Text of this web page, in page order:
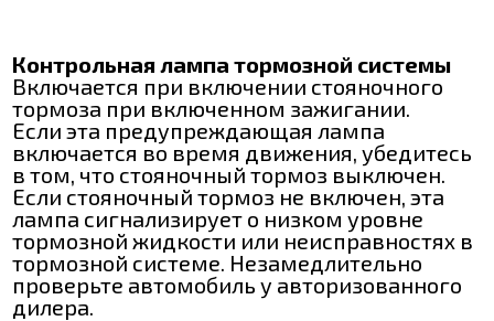
Контрольная лампа тормозной системы
Включается при включении стояночного
тормоза при включенном зажигании.
Если эта предупреждающая лампа
включается во время движения, убедитесь
в том, что стояночный тормоз выключен.
Если стояночный тормоз не включен, эта
лампа сигнализирует о низком уровне
тормозной жидкости или неисправностях в
тормозной системе. Незамедлительно
проверьте автомобиль у авторизованного
дилера.